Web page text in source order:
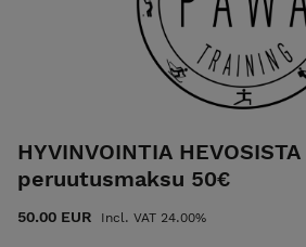
HYVINVOINTIA
peruutusmaksu 50€
50.00 EUR Incl. VAT 24.00%